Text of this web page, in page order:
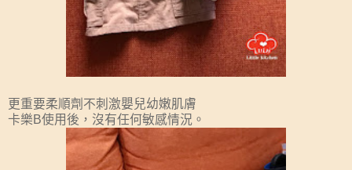
更重要柔順劑不刺激嬰兒幼嫩肌膚
卡樂B使用後，沒有任何敏感情況。